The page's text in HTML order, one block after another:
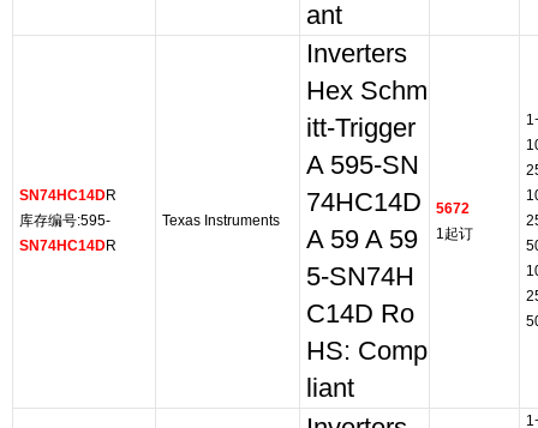
ant
SN74HC14DR
库存编号:595-
SN74HC14DR
Texas Instruments
Inverters
Hex Schm
itt-Trigger
A 595-SN
74HC14D
A 59 A 59
5-SN74H
C14D Ro
HS: Comp
liant
5672
1起订